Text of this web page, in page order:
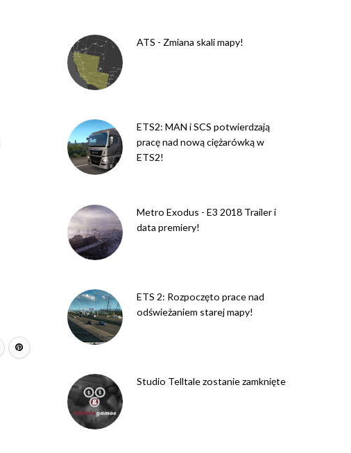
ATS - Zmiana skali mapy!
ETS2: MAN i SCS potwierdzają
pracę nad nową ciężarówką w
ETS2!
Metro Exodus - E3 2018 Trailer i
data premiery!
ETS 2: Rozpoczęto prace nad
odświeżaniem starej mapy!
Studio Telltale zostanie zamknięte